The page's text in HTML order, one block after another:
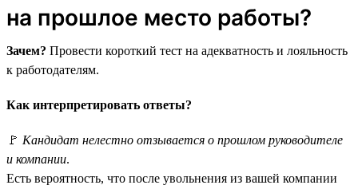
на прошлое место работы?
Зачем? Провести короткий тест на адекватность и лояльность
к работодателям.
Как интерпретировать ответы?
🚩 Кандидат нелестно отзывается о прошлом руководителе
и компании.
Есть вероятность, что после увольнения из вашей компании